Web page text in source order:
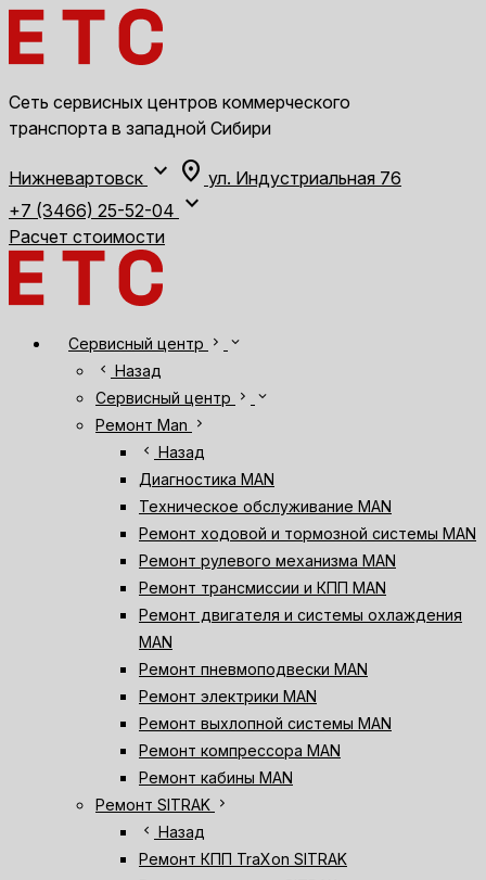
Сеть сервисных центров коммерческого
транспорта в западной Сибири
Нижневартовск expand_more location_on ул. Индустриальная 76
+7 (3466) 25-52-04 expand_more
Расчет стоимости
Сервисный центр chevron_right
expand_more
chevron_left Назад
Сервисный центр
chevron_right expand_more
Ремонт Man
chevron_right
chevron_left Назад
Диагностика MAN
Техническое обслуживание MAN
Ремонт ходовой и тормозной системы MAN
Ремонт рулевого механизма MAN
Ремонт трансмиссии и КПП MAN
Ремонт двигателя и системы охлаждения
MAN
Ремонт пневмоподвески MAN
Ремонт электрики MAN
Ремонт выхлопной системы MAN
Ремонт компрессора MAN
Ремонт кабины MAN
Ремонт SITRAK chevron_right
chevron_left Назад
Ремонт КПП TraXon SITRAK